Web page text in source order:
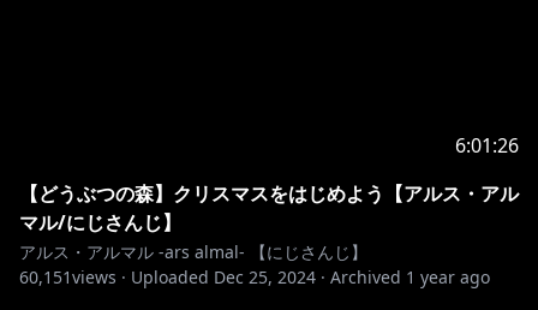
【 コンセプトボイス 】 2019年10月～2020年10月期
https://shop.nijisanji.jp/s/niji/item/detail/dig-00448?
ima=0256
6:01:26
【どうぶつの森】クリスマスをはじめよう【アルス・アル
マル/にじさんじ】
アルス・アルマル -ars almal- 【にじさんじ】
60,151views · Uploaded Dec 25, 2024 · Archived 1 year ago